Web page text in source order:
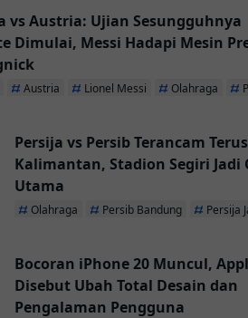
vs Austria: Ujian Sesungguhnya
Dimulai, Messi Hadapi Mesin
Austria Lionel Messi Olahraga
Persija vs Persib Terancam
Kalimantan, Stadion Segiri Jadi
Utama
Olahraga Persib Bandung Persija
Bocoran iPhone 20 Muncul,
Disebut Ubah Total Desain dan
Pengalaman Pengguna